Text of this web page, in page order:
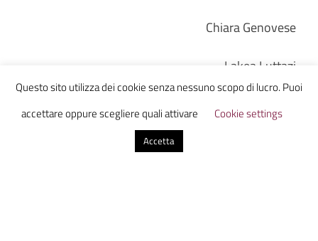
Chiara Genovese
Lakea Luttazi
Questo sito utilizza dei cookie senza nessuno scopo di lucro. Puoi
accettare oppure scegliere quali attivare
Cookie settings
Accetta